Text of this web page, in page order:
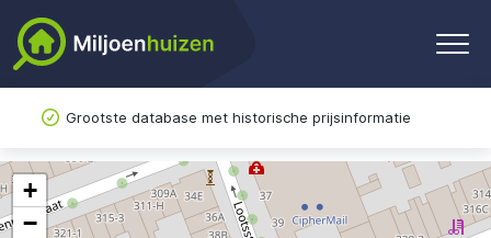
Grootste database met historische prijsinformatie
+
−